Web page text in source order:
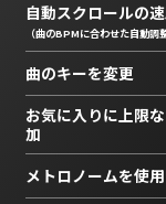
自動スクロールの
（曲のBPMに合わせた自動調
曲のキーを変更
お気に入りに上限
加
メトロノームを使用